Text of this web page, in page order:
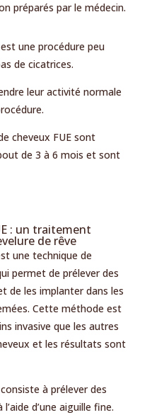
préparés par le médecin.
une procédure peu
de cicatrices.
leur activité normale
cheveux FUE sont
de 3 à 6 mois et sont
: un traitement
de rêve
une technique de
permet de prélever des
de les implanter dans les
Cette méthode est
invasive que les autres
et les résultats sont
à prélever des
d’une aiguille fine.